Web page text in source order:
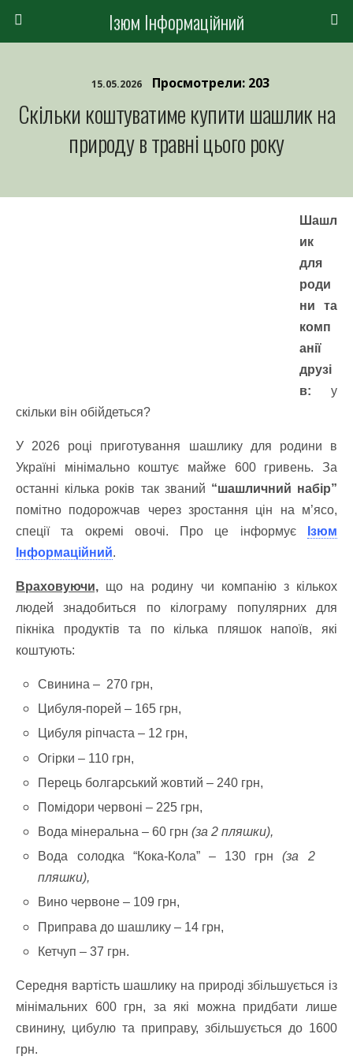
Ізюм Інформаційний
15.05.2026 Просмотрели: 203
Скільки коштуватиме купити шашлик на
природу в травні цього року
Шашл
ик
для
роди
ни та
комп
анії
друзі
в: у
скільки він обійдеться?
У 2026 році приготування шашлику для родини в
Україні мінімально коштує майже 600 гривень. За
останні кілька років так званий “шашличний набір”
помітно подорожчав через зростання цін на м’ясо,
спеції та окремі овочі. Про це інформує
Ізюм
Інформаційний.
Враховуючи, що на родину чи компанію з кількох
людей знадобиться по кілограму популярних для
пікніка продуктів та по кілька пляшок напоїв, які
коштують:
Свинина – 270 грн,
Цибуля-порей – 165 грн,
Цибуля ріпчаста – 12 грн,
Огірки – 110 грн,
Перець болгарський жовтий – 240 грн,
Помідори червоні – 225 грн,
Вода мінеральна – 60 грн(за 2 пляшки),
Вода солодка “Кока-Кола” – 130 грн(за 2
пляшки),
Вино червоне – 109 грн,
Приправа до шашлику – 14 грн,
Кетчуп – 37 грн.
Середня вартість шашлику на природі збільшується із
мінімальних 600 грн, за які можна придбати лише
свинину, цибулю та приправу, збільшується до 1600
грн.